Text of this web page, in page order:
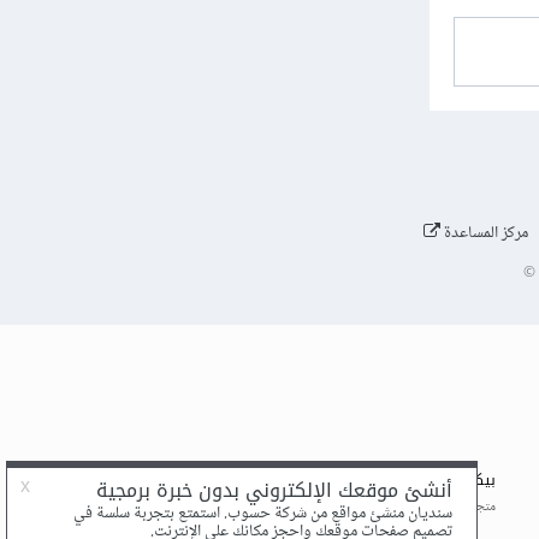
مركز المساعدة
©